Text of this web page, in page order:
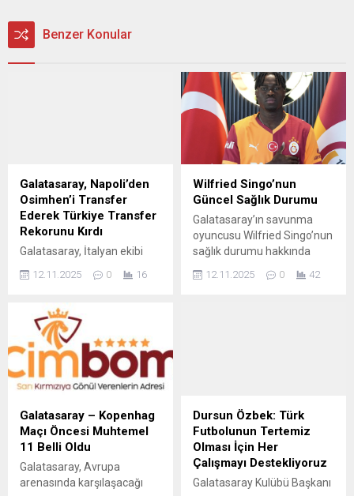
Benzer Konular
Galatasaray, Napoli’den
Osimhen’i Transfer
Ederek Türkiye Transfer
Rekorunu Kırdı
Galatasaray, İtalyan ekibi
Napoli’den Nijeryalı golcü
Victor Osimhen’i transfer
tarihinin en yüksek bedelli
transferini gerçekleştirdi. Bu
transferle birlikte sarı-
kırmızılı kulüp, hem Süper
Lig hem de Türk futbolu
tarihinde bir ilke imza attı.
Transferin yaklaşık rekor bir
ücret karşılığında
tamamlandığı, Osimhen’in
imza attığı bildirildi....
12.11.2025 0 16
Wilfried Singo’nun
Güncel Sağlık Durumu
Galatasaray’ın savunma
oyuncusu Wilfried Singo’nun
sağlık durumu hakkında
kulüpten açıklama
geldi.RAMS Park’ta
Galatasaray sağlık ekibi,
oyuncunun tedavisinin
planlandığını ve sürecin
olumlu ilerlediğini
belirtti.Kulüp doktoru,
“Wilfried Singo’nun tedavisi
12.11.2025 0 42
Galatasaray – Kopenhag
Maçı Öncesi Muhtemel
11 Belli Oldu
Galatasaray, Avrupa
arenasında karşılaşacağı
Dursun Özbek: Türk
Futbolunun Tertemiz
Olması İçin Her
Çalışmayı Destekliyoruz
Galatasaray Kulübü Başkanı